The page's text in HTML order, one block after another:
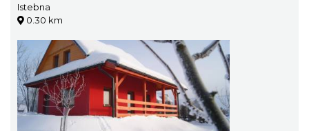
Istebna
0.30 km